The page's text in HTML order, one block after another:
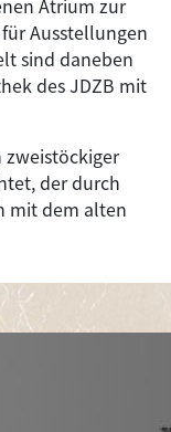
Atrium zur
Ausstellungen
sind daneben
des JDZB mit
zweistöckiger
der durch
mit dem alten